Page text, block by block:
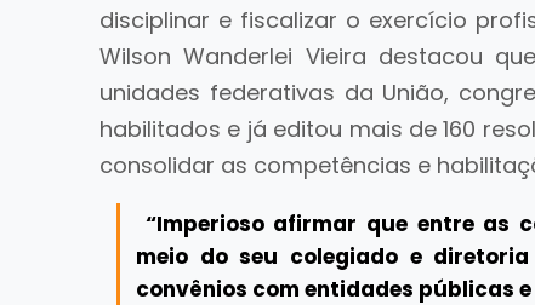
disciplinar e fiscalizar o exercício
Wilson Wanderlei Vieira destacou
unidades federativas da União,
habilitados e já editou mais de 160
consolidar as competências e
“Imperioso afirmar que entre as
meio do seu colegiado e
convênios com entidades públicas